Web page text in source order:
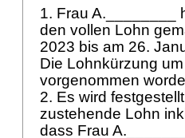
1. Frau A.________
den vollen Lohn
2023 bis am 26.
Die Lohnkürzung
vorgenommen
2. Es wird
zustehende Lohn
dass Frau